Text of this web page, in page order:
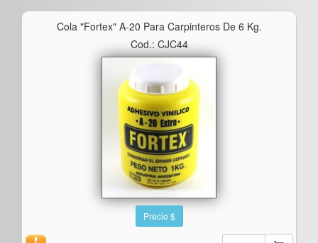
Cola "fortex" A-20 Para Carpinteros De 6 Kg.
Cod.: CJC44
Precio $